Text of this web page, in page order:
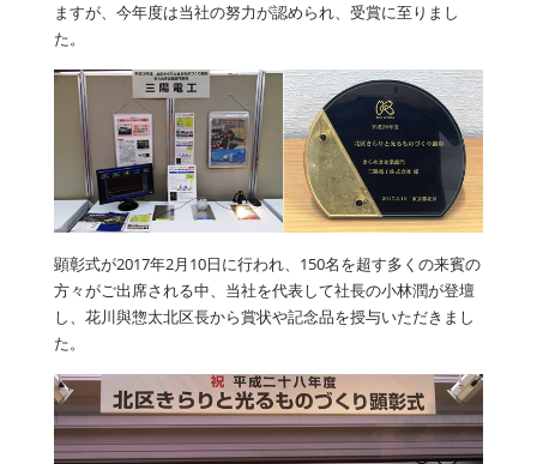
ますが、今年度は当社の努力が認められ、受賞に至りまし
た。
顕彰式が2017年2月10日に行われ、150名を超す多くの来賓の
方々がご出席される中、当社を代表して社長の小林潤が登壇
し、花川與惣太北区長から賞状や記念品を授与いただきまし
た。